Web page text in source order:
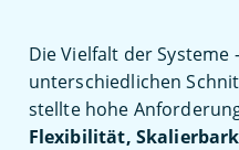
Monitoring-System
Die Vielfalt der Systeme
unterschiedlichen
stellte hohe
Flexibilität,